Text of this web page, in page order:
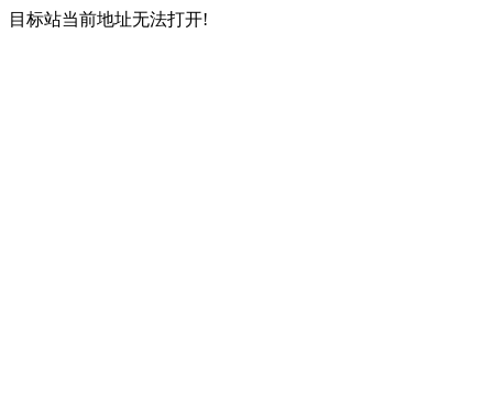
目标站当前地址无法打开!